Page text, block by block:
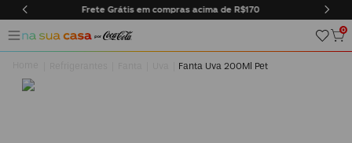
acima de R$170 Entregas somente na cidade do Rio
0
Fanta Uva 200Ml Pet